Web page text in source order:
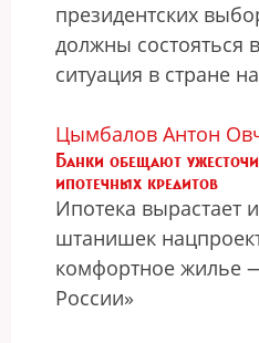
президентских
должны состояться
ситуация в стране
Цымбалов Антон
Банки обещают
ипотечных кредитов
Ипотека вырастает
штанишек
комфортное жилье
России»